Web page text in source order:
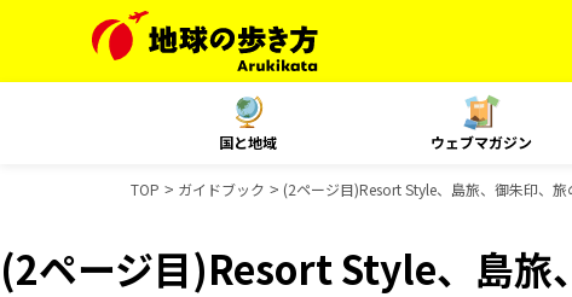
国と地域 ウェブマガジン
TOP ガイドブック (2ページ目)Resort Style、島旅、御朱印、
(2ページ目)Resort Style、島旅